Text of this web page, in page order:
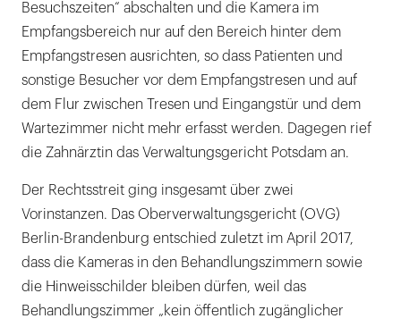
Besuchszeiten“ abschalten und die Kamera im
Empfangsbereich nur auf den Bereich hinter dem
Empfangstresen ausrichten, so dass Patienten und
sonstige Besucher vor dem Empfangstresen und auf
dem Flur zwischen Tresen und Eingangstür und dem
Wartezimmer nicht mehr erfasst werden. Dagegen rief
die Zahnärztin das Verwaltungsgericht Potsdam an.
Der Rechtsstreit ging insgesamt über zwei
Vorinstanzen. Das Oberverwaltungsgericht (OVG)
Berlin-Brandenburg entschied zuletzt im April 2017,
dass die Kameras in den Behandlungszimmern sowie
die Hinweisschilder bleiben dürfen, weil das
Behandlungszimmer „kein öffentlich zugänglicher